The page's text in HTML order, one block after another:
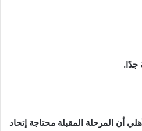
جدًا.
أن المرحلة المقبلة محتاجة إتحاد